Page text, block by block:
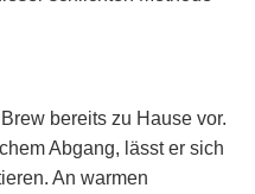
bereits zu Hause vor.
Abgang, lässt er sich
An warmen